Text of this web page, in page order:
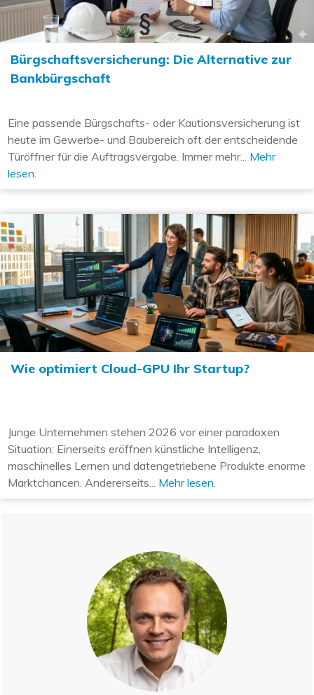
Bürgschaftsversicherung: Die Alternative zur
Bankbürgschaft
Eine passende Bürgschafts- oder Kautionsversicherung ist
heute im Gewerbe- und Baubereich oft der entscheidende
Türöffner für die Auftragsvergabe. Immer mehr... Mehr
lesen.
Wie optimiert Cloud-GPU Ihr Startup?
Junge Unternehmen stehen 2026 vor einer paradoxen
Situation: Einerseits eröffnen künstliche Intelligenz,
maschinelles Lernen und datengetriebene Produkte enorme
Marktchancen. Andererseits... Mehr lesen.